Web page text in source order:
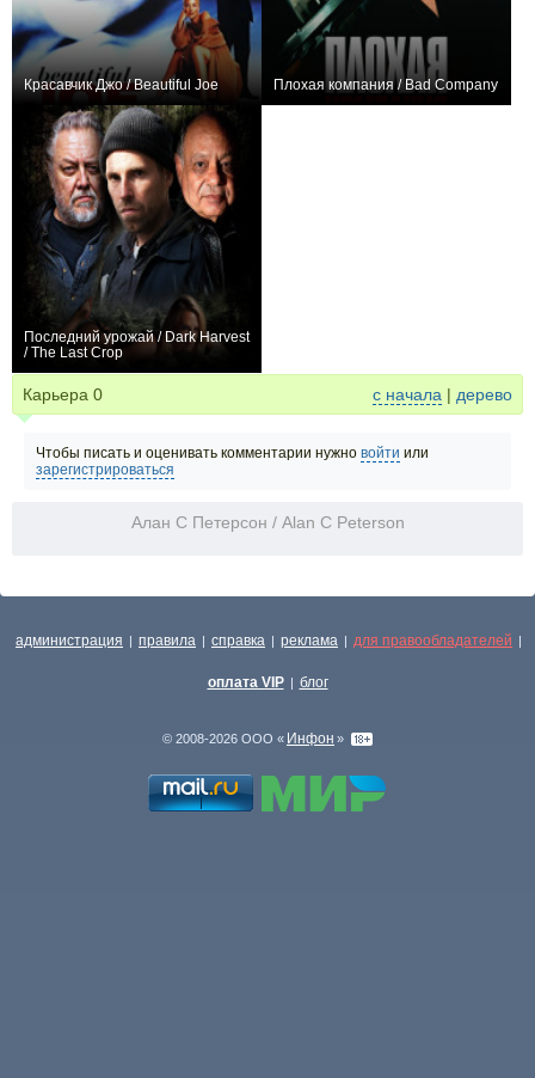
Красавчик Джо / Beautiful Joe Плохая компания / Bad Company
Последний урожай / Dark Harvest
/ The Last Crop
Карьера 0 с начала | дерево
Чтобы писать и оценивать комментарии нужно войти или
зарегистрироваться
Алан С Петерсон / Alan C Peterson
администрация | правила | справка | реклама | для правообладателей |
оплата VIP | блог
© 2008-2026 ООО « Инфон »